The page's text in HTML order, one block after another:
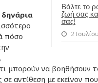
Βάλτε το
ζωή σας
σας!
2
πόσο
μπορούν να βοηθήσουν
αντίθεση με εκείνον